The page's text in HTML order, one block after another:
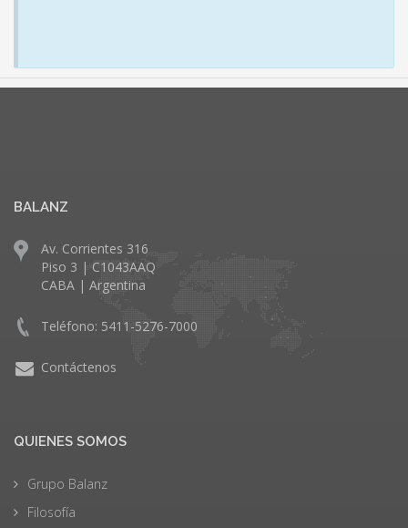
BALANZ
Av. Corrientes 316
Piso 3 | C1043AAQ
CABA | Argentina
Teléfono: 5411-5276-7000
Contáctenos
QUIENES SOMOS
Grupo Balanz
Filosofía